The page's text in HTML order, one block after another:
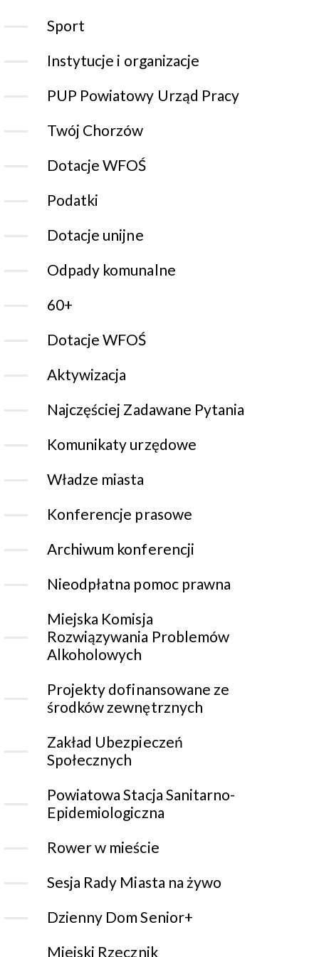
Sport
Instytucje i organizacje
PUP Powiatowy Urząd Pracy
Twój Chorzów
Dotacje WFOŚ
Podatki
Dotacje unijne
Odpady komunalne
60+
Dotacje WFOŚ
Aktywizacja
Najczęściej Zadawane Pytania
Komunikaty urzędowe
Władze miasta
Konferencje prasowe
Archiwum konferencji
Nieodpłatna pomoc prawna
Miejska Komisja
Rozwiązywania Problemów
Alkoholowych
Projekty dofinansowane ze
środków zewnętrznych
Zakład Ubezpieczeń
Społecznych
Powiatowa Stacja Sanitarno-
Epidemiologiczna
Rower w mieście
Sesja Rady Miasta na żywo
Dzienny Dom Senior+
Miejski Rzecznik